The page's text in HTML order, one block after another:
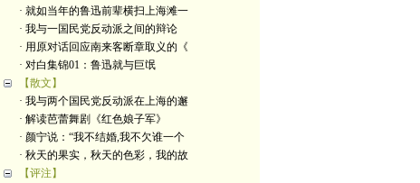
· 就如当年的鲁迅前辈横扫上海滩一
· 我与一国民党反动派之间的辩论
· 用原对话回应南来客断章取义的《
· 对白集锦01：鲁迅就与巨氓
【散文】
· 我与两个国民党反动派在上海的邂
· 解读芭蕾舞剧《红色娘子军》
· 颜宁说：“我不结婚,我不欠谁一个
· 秋天的果实，秋天的色彩，我的故
【评注】